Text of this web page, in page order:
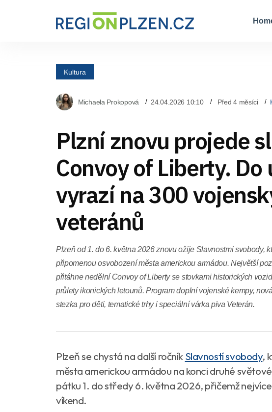
Kultura
Michaela Prokopová 24.04.2026 10:10 Před 4 měsíci
Plzní znovu projede
Convoy of Liberty. Do
vyrazí na 300
veteránů
Plzeň od 1. do 6. května 2026 znovu ožije Slavnostmi svobody,
připomenou osvobození města americkou armádou. Největší
přitáhne nedělní Convoy of Liberty se stovkami historických
průlety ikonických letounů. Program doplní vojenské kempy,
stezka pro děti, tematické trhy i speciální várka piva Veterán.
Plzeň se chystá na další ročníkSlavností svobody,
města americkou armádou na konci druhé
pátku 1. do středy 6. května 2026, přičemž
víkend.